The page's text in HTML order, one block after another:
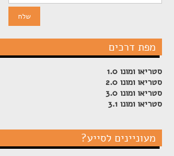
מפת דרכים
סטריאו ומונו 1.0
סטריאו ומונו 2.0
סטריאו ומונו 3.0
סטריאו ומונו 3.1
מעוניינים לסייע?